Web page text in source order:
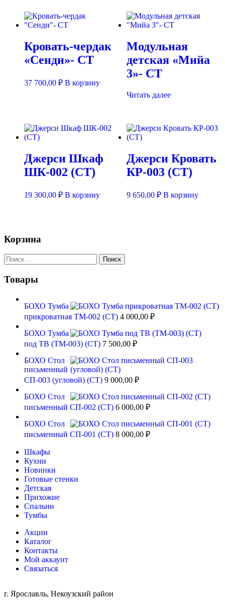
Кровать-чердак
«Сенди»- СТ
37 700,00 ₽ В корзину
Модульная
детская «Мийа
3»- СТ
Читать далее
Джерси Шкаф
ШК-002 (СТ)
19 300,00 ₽ В корзину
Джерси Кровать
КР-003 (СТ)
9 650,00 ₽ В корзину
Корзина
Найти:
Товары
БОХО Тумба
прикроватная ТМ-002 (СТ) 4 000,00 ₽
БОХО Тумба
под ТВ (ТМ-003) (СТ) 7 500,00 ₽
БОХО Стол
письменный
СП-003 (угловой) (СТ) 9 000,00 ₽
БОХО Стол
письменный СП-002 (СТ) 6 000,00 ₽
БОХО Стол
письменный СП-001 (СТ) 8 000,00 ₽
Шкафы
Кухни
Новинки
Готовые стенки
Детская
Прихожие
Спальни
Тумбы
Акции
Каталог
Контакты
Мой аккаунт
Связаться
г. Ярославль, Некоузский район